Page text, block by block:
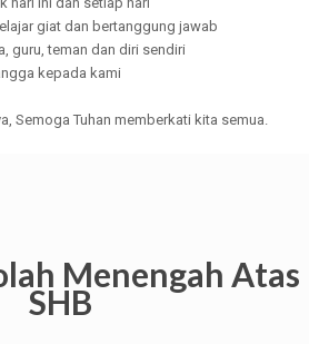
giat dan bertanggung jawab
guru, teman dan diri sendiri
kepada kami
Semoga Tuhan memberkati kita semua.
Menengah Atas
SHB